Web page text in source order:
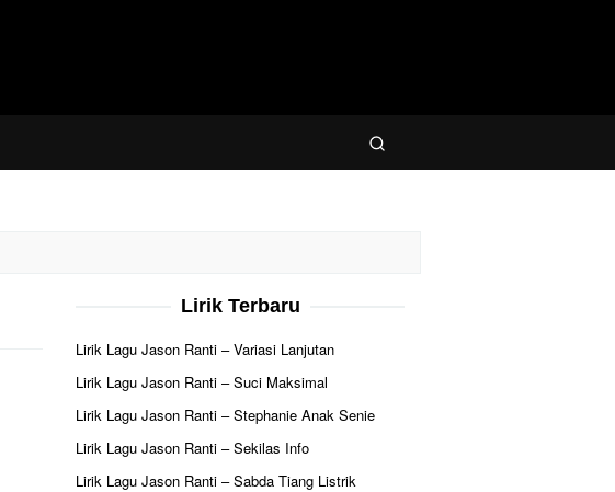
Lirik Terbaru
Lirik Lagu Jason Ranti – Variasi Lanjutan
Lirik Lagu Jason Ranti – Suci Maksimal
Lirik Lagu Jason Ranti – Stephanie Anak Senie
Lirik Lagu Jason Ranti – Sekilas Info
Lirik Lagu Jason Ranti – Sabda Tiang Listrik